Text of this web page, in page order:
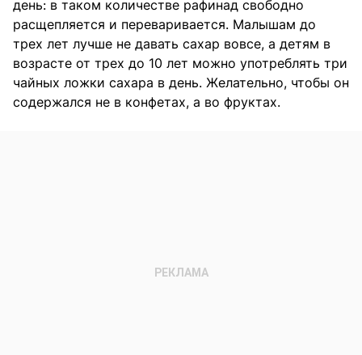
день: в таком количестве рафинад свободно
расщепляется и переваривается. Малышам до
трех лет лучше не давать сахар вовсе, а детям в
возрасте от трех до 10 лет можно употреблять три
чайных ложки сахара в день. Желательно, чтобы он
содержался не в конфетах, а во фруктах.